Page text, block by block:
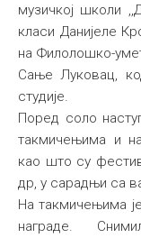
музичкој школи
класи Данијеле
нa Филолошко-
Сање Луковац,
студије.
Поред соло
такмичењима и
као што су
др, у сарадњи са
На такмичењима
награде.